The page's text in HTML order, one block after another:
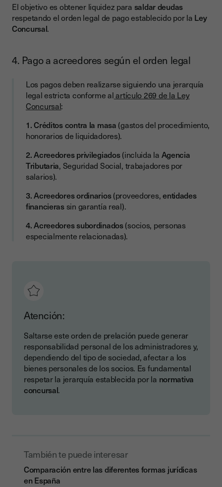
El objetivo es obtener liquidez para saldar deudas
respetando el orden legal de pago establecido por la Ley
Concursal.
4. Pago a acreedores según el orden legal
Los pagos deben realizarse siguiendo una jerarquía
legal estricta conforme alartículo 269 de la Ley
Concursal:
1. Créditos contra la masa (gastos del procedimiento,
honorarios de liquidadores).
2. Acreedores privilegiados(incluida la Agencia
Tributaria, Seguridad Social, trabajadores por
salarios).
3. Acreedores ordinarios(proveedores,entidades
financierassin garantía real).
4. Acreedores subordinados(socios, personas
especialmente relacionadas).
Atención:
Saltarse este orden de prelación puede generar
responsabilidad personal de los administradores y,
dependiendo del tipo de sociedad, afectar a los
bienes personales de los socios. Es fundamental
respetar la jerarquía establecida por la normativa
concursal.
También te puede interesar
Comparación entre las diferentes formas jurídicas
en España